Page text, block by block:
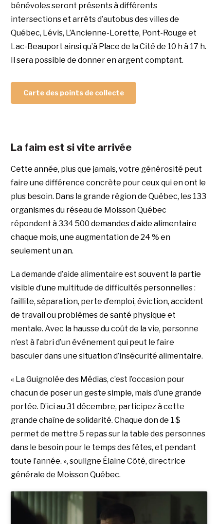
bénévoles seront présents à différents
intersections et arrêts d’autobus des villes de
Québec, Lévis, L’Ancienne-Lorette, Pont-Rouge et
Lac-Beauport ainsi qu’à Place de la Cité de 10 h à 17 h.
Il sera possible de donner en argent comptant.
Carte des points de collecte
La faim est si vite arrivée
Cette année, plus que jamais, votre générosité peut
faire une différence concrète pour ceux qui en ont le
plus besoin. Dans la grande région de Québec, les 133
organismes du réseau de Moisson Québec
répondent à 334 500 demandes d’aide alimentaire
chaque mois, une augmentation de 24 % en
seulement un an.
La demande d’aide alimentaire est souvent la partie
visible d’une multitude de difficultés personnelles :
faillite, séparation, perte d’emploi, éviction, accident
de travail ou problèmes de santé physique et
mentale. Avec la hausse du coût de la vie, personne
n’est à l’abri d’un événement qui peut le faire
basculer dans une situation d’insécurité alimentaire.
« La Guignolée des Médias, c’est l’occasion pour
chacun de poser un geste simple, mais d’une grande
portée. D’ici au 31 décembre, participez à cette
grande chaîne de solidarité. Chaque don de 1 $
permet de mettre 5 repas sur la table des personnes
dans le besoin pour le temps des fêtes, et pendant
toute l’année. », souligne Élaine Côté, directrice
générale de Moisson Québec.